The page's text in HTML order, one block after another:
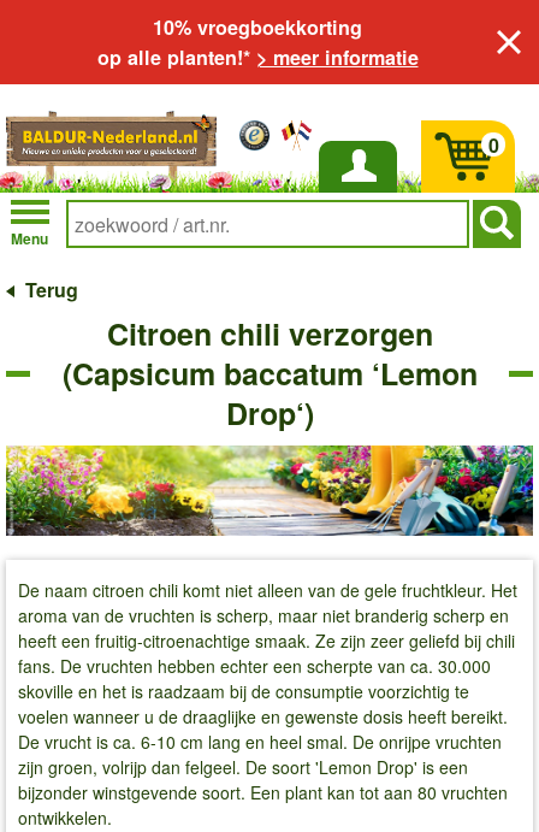
10% vroegboekkorting
op alle planten!* > meer informatie
Inloggen
Menu
0
Terug
Citroen chili verzorgen
(Capsicum baccatum ‘Lemon
Drop‘)
De naam citroen chili komt niet alleen van de gele fruchtkleur. Het
aroma van de vruchten is scherp, maar niet branderig scherp en
heeft een fruitig-citroenachtige smaak. Ze zijn zeer geliefd bij chili
fans. De vruchten hebben echter een scherpte van ca. 30.000
skoville en het is raadzaam bij de consumptie voorzichtig te
voelen wanneer u de draaglijke en gewenste dosis heeft bereikt.
De vrucht is ca. 6-10 cm lang en heel smal. De onrijpe vruchten
zijn groen, volrijp dan felgeel. De soort 'Lemon Drop' is een
bijzonder winstgevende soort. Een plant kan tot aan 80 vruchten
ontwikkelen.